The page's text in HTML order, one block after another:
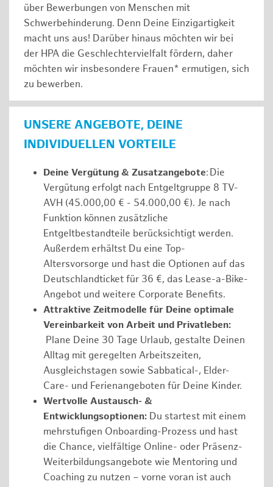
über Bewerbungen von Menschen mit
Schwerbehinderung. Denn Deine Einzigartigkeit
macht uns aus! Darüber hinaus möchten wir bei
der HPA die Geschlechtervielfalt fördern, daher
möchten wir insbesondere Frauen* ermutigen, sich
zu bewerben.
UNSERE ANGEBOTE, DEINE
INDIVIDUELLEN VORTEILE
Deine Vergütung & Zusatzangebote: Die
Vergütung erfolgt nach Entgeltgruppe 8 TV-
AVH (45.000,00 € - 54.000,00 €). Je nach
Funktion können zusätzliche
Entgeltbestandteile berücksichtigt werden.
Außerdem erhältst Du eine Top-
Altersvorsorge und hast die Optionen auf das
Deutschlandticket für 36 €, das Lease-a-Bike-
Angebot und weitere Corporate Benefits.
Attraktive Zeitmodelle für Deine optimale
Vereinbarkeit von Arbeit und Privatleben:
Plane Deine 30 Tage Urlaub, gestalte Deinen
Alltag mit geregelten Arbeitszeiten,
Ausgleichstagen sowie Sabbatical-, Elder-
Care- und Ferienangeboten für Deine Kinder.
Wertvolle Austausch- &
Entwicklungsoptionen: Du startest mit einem
mehrstufigen Onboarding-Prozess und hast
die Chance, vielfältige Online- oder Präsenz-
Weiterbildungsangebote wie Mentoring und
Coaching zu nutzen – vorne voran ist auch